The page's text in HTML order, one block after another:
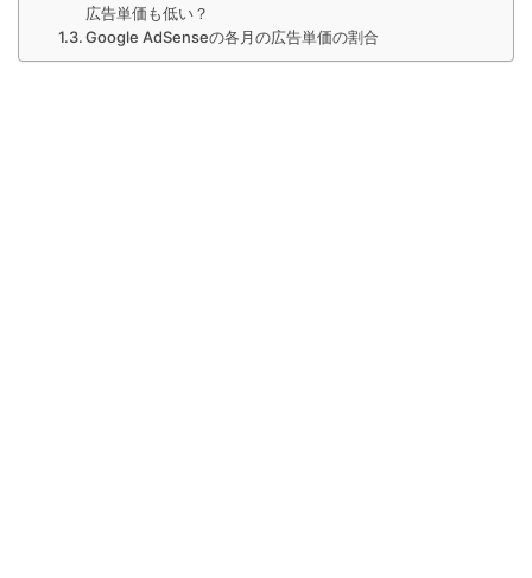
広告単価も低い？
Google AdSenseの各月の広告単価の割合